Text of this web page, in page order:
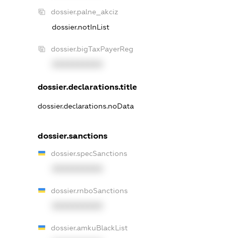
dossier.palne_akciz
dossier.notInList
dossier.bigTaxPayerReg
dossier.declarations.title
dossier.declarations.noData
dossier.sanctions
dossier.specSanctions
dossier.rnboSanctions
dossier.amkuBlackList